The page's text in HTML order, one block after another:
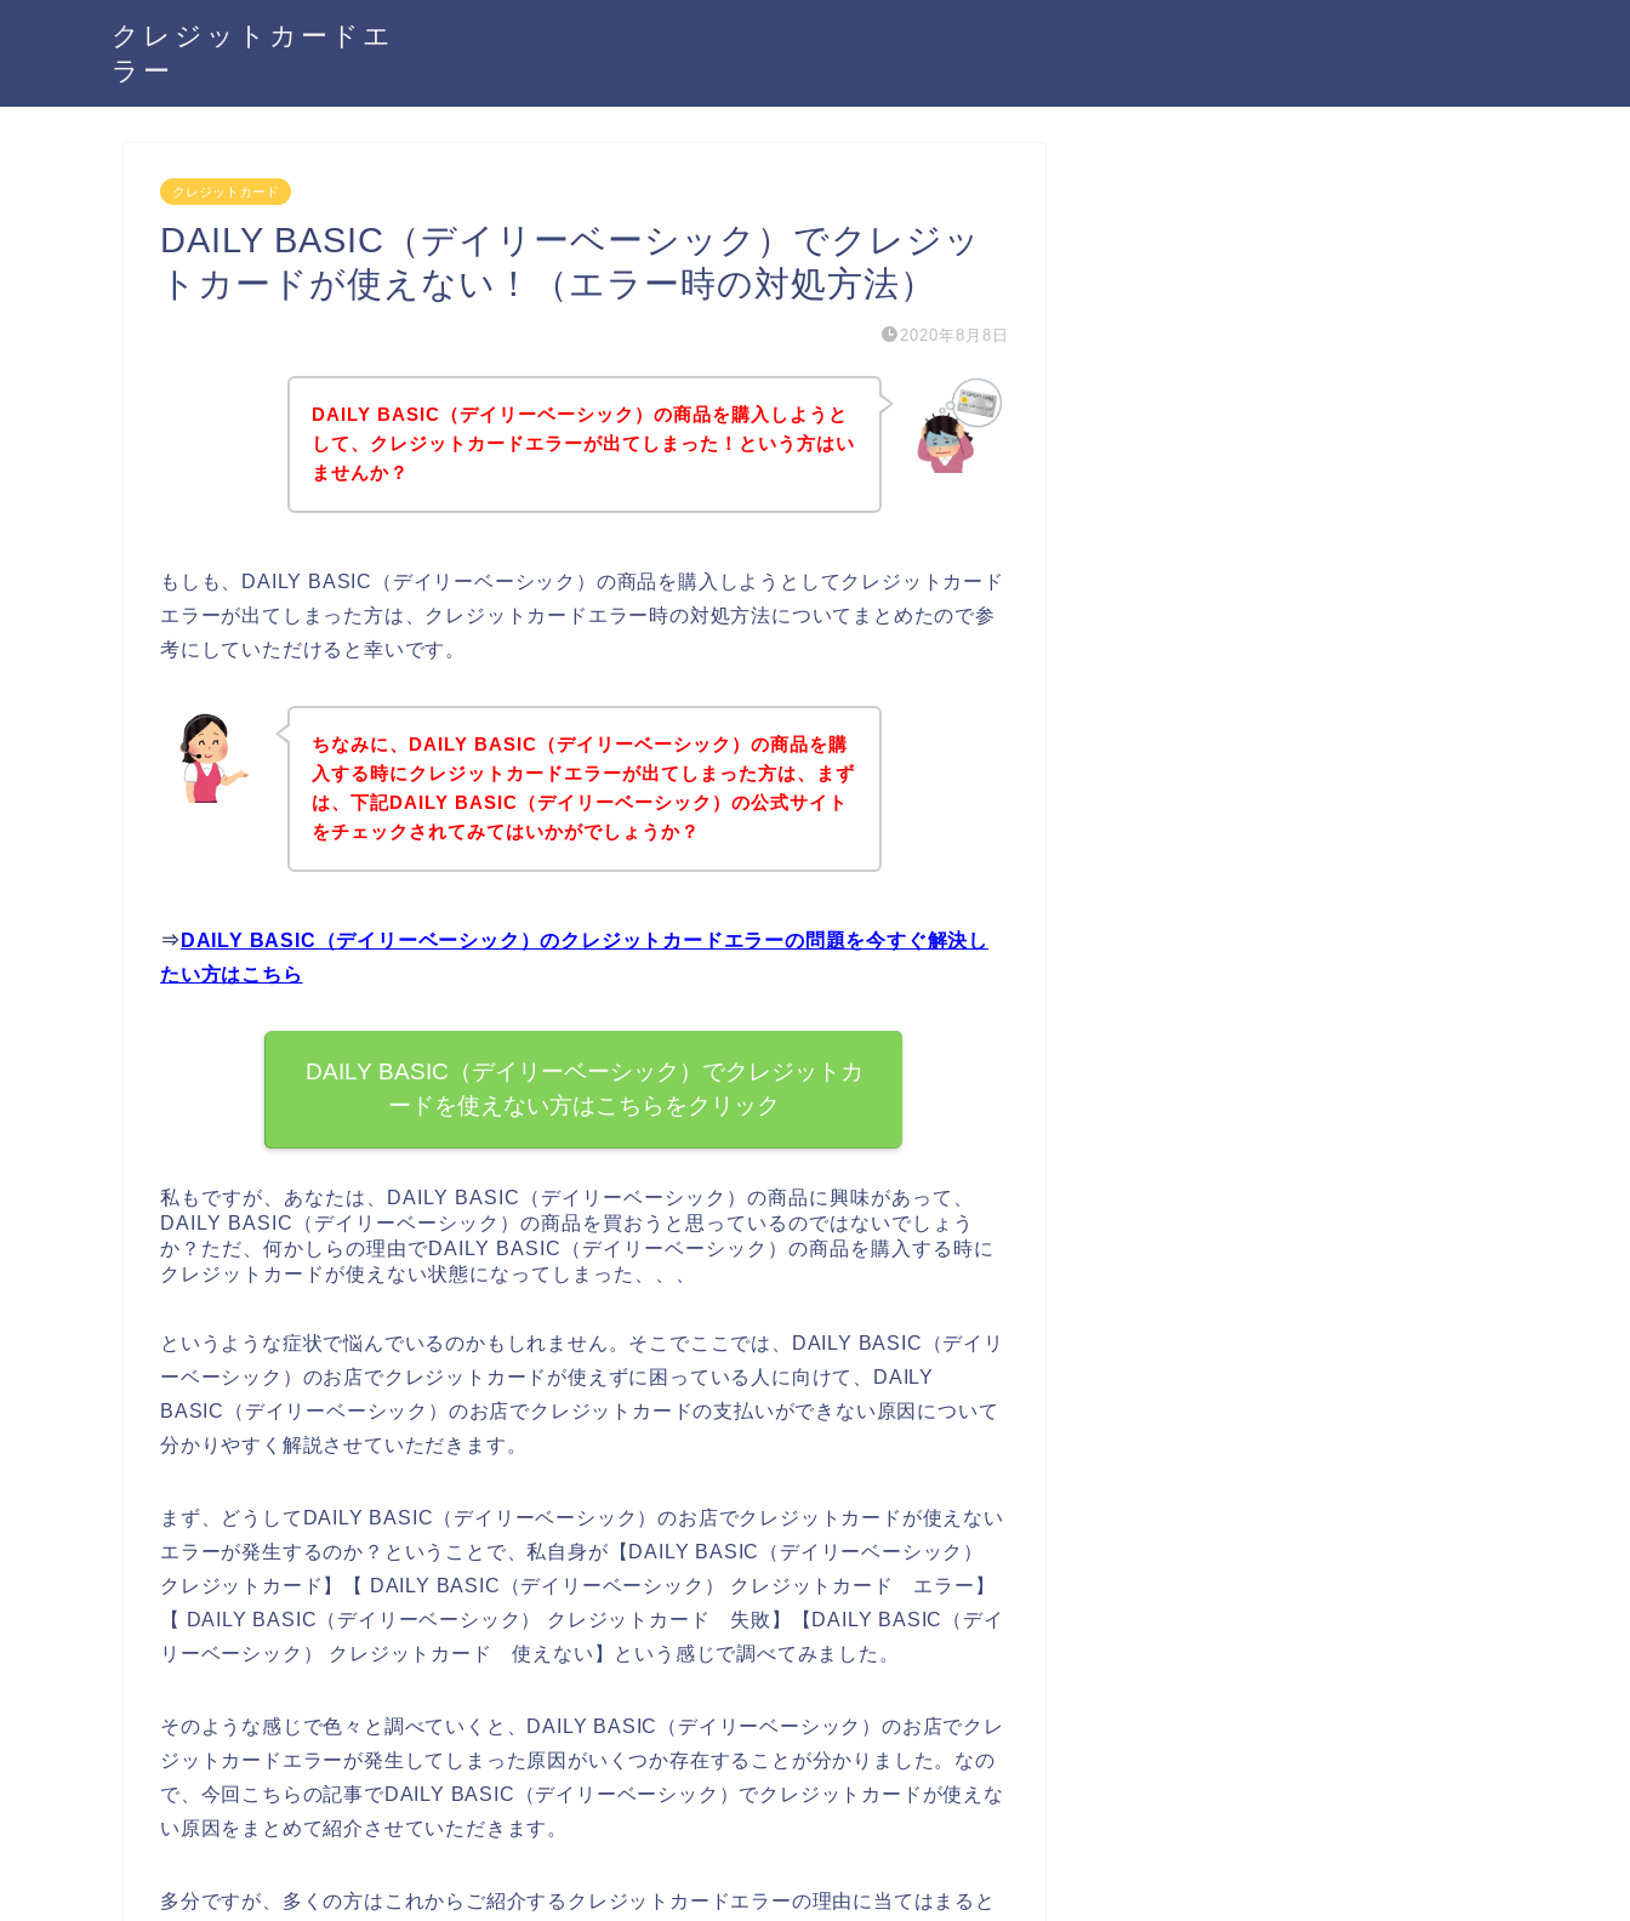
クレジットカードエ
ラー
クレジットカード
DAILY BASIC（デイリーベーシック）でクレジッ
トカードが使えない！（エラー時の対処方法）
2020年8月8日
DAILY BASIC（デイリーベーシック）の商品を購入しようと
して、クレジットカードエラーが出てしまった！という方はい
ませんか？
もしも、DAILY BASIC（デイリーベーシック）の商品を購入しようとしてクレジットカード
エラーが出てしまった方は、クレジットカードエラー時の対処方法についてまとめたので参
考にしていただけると幸いです。
ちなみに、DAILY BASIC（デイリーベーシック）の商品を購
入する時にクレジットカードエラーが出てしまった方は、まず
は、下記DAILY BASIC（デイリーベーシック）の公式サイト
をチェックされてみてはいかがでしょうか？
⇒ DAILY BASIC（デイリーベーシック）のクレジットカードエラーの問題を今すぐ解決し
たい方はこちら
DAILY BASIC（デイリーベーシック）でクレジットカ
ードを使えない方はこちらをクリック
私もですが、あなたは、DAILY BASIC（デイリーベーシック）の商品に興味があって、
DAILY BASIC（デイリーベーシック）の商品を買おうと思っているのではないでしょう
か？ただ、何かしらの理由でDAILY BASIC（デイリーベーシック）の商品を購入する時に
クレジットカードが使えない状態になってしまった、、、
というような症状で悩んでいるのかもしれません。そこでここでは、DAILY BASIC（デイリ
ーベーシック）のお店でクレジットカードが使えずに困っている人に向けて、DAILY
BASIC（デイリーベーシック）のお店でクレジットカードの支払いができない原因について
分かりやすく解説させていただきます。
まず、どうしてDAILY BASIC（デイリーベーシック）のお店でクレジットカードが使えない
エラーが発生するのか？ということで、私自身が【DAILY BASIC（デイリーベーシック）
クレジットカード】【 DAILY BASIC（デイリーベーシック） クレジットカード エラー】
【 DAILY BASIC（デイリーベーシック） クレジットカード 失敗】【DAILY BASIC（デイ
リーベーシック） クレジットカード 使えない】という感じで調べてみました。
そのような感じで色々と調べていくと、DAILY BASIC（デイリーベーシック）のお店でクレ
ジットカードエラーが発生してしまった原因がいくつか存在することが分かりました。なの
で、今回こちらの記事でDAILY BASIC（デイリーベーシック）でクレジットカードが使えな
い原因をまとめて紹介させていただきます。
多分ですが、多くの方はこれからご紹介するクレジットカードエラーの理由に当てはまると